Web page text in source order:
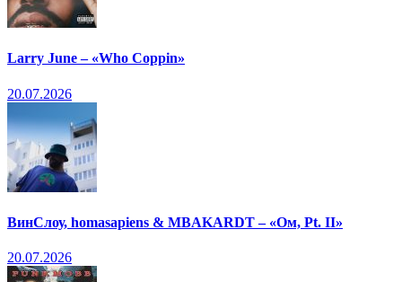
Larry June – «Who Coppin»
20.07.2026
ВинСлоу, homasapiens & MBAKARDT – «Ом, Pt. II»
20.07.2026